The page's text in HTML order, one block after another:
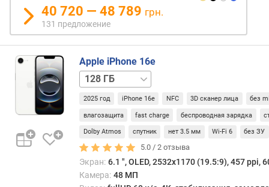
т
е
п
а
м
40 720 — 48 789 грн.
131 предложение
Apple iPhone 16e
256 ГБ512 ГБ
2025 год iPhone 16e NFC 3D сканер лица без
влагозащита fast charge беспроводная зарядка
Dolby Atmos спутник нет 3.5 мм Wi-Fi 6 без ЗУ
5.0 /2 отзыва
Экран: 6.1 ", OLED, 2532x1170 (19.5:9), 457 ppi,
Камера: 48 МП